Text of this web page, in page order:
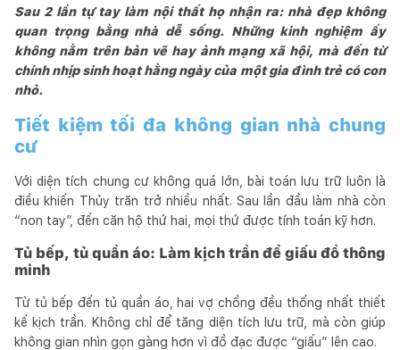
Sau 2 lần tự tay làm nội thất họ nhận ra: nhà đẹp không
quan trọng bằng nhà dễ sống. Những kinh nghiệm ấy
không nằm trên bản vẽ hay ảnh mạng xã hội, mà đến từ
chính nhịp sinh hoạt hằng ngày của một gia đình trẻ có con
nhỏ.
Tiết kiệm tối đa không gian nhà chung
cư
Với diện tích chung cư không quá lớn, bài toán lưu trữ luôn là
điều khiến Thủy trăn trở nhiều nhất. Sau lần đầu làm nhà còn
“non tay”, đến căn hộ thứ hai, mọi thứ được tính toán kỹ hơn.
Tủ bếp, tủ quần áo: Làm kịch trần để giấu đồ thông
minh
Từ tủ bếp đến tủ quần áo, hai vợ chồng đều thống nhất thiết
kế kịch trần. Không chỉ để tăng diện tích lưu trữ, mà còn giúp
không gian nhìn gọn gàng hơn vì đồ đạc được “giấu” lên cao.